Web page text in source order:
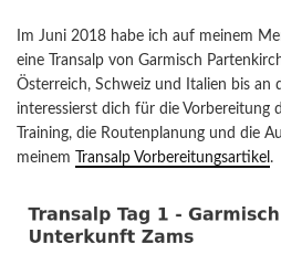
Im Juni 2018 habe ich auf meinem
eine Transalp von Garmisch
Österreich, Schweiz und Italien bis an
interessierst dich für die Vorbereitung
Training, die Routenplanung und die
meinem
Transalp Vorbereitungsartikel .